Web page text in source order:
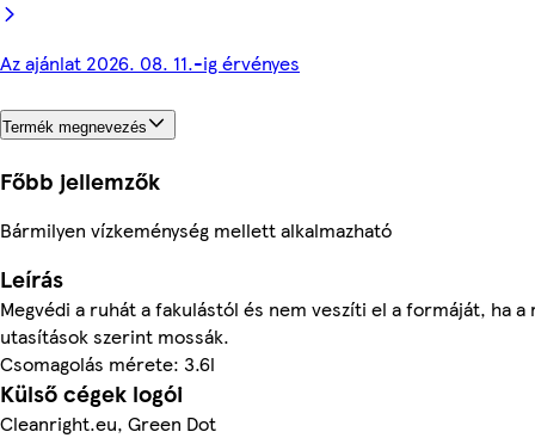
Az ajánlat 2026. 08. 11.-ig érvényes
Termék megnevezés
Főbb jellemzők
Bármilyen vízkeménység mellett alkalmazható
Leírás
Megvédi a ruhát a fakulástól és nem veszíti el a formáját, ha
utasítások szerint mossák.
Csomagolás mérete: 3.6l
Külső cégek logói
Cleanright.eu, Green Dot